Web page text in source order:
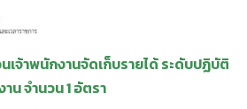
เจ้าพนักงานจัดเก็บรายได้ ระดับปฏิบัติ
น จำนวน 1 อัตรา